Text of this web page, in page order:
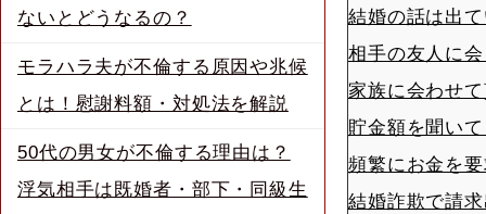
結婚の話は出
相手の友人に
家族に会わせ
貯金額を聞い
頻繁にお金を
結婚詐欺で請
ないとどうなるの？
モラハラ夫が不倫する原因や兆候
とは！慰謝料額・対処法を解説
50代の男女が不倫する理由は？
浮気相手は既婚者・部下・同級生